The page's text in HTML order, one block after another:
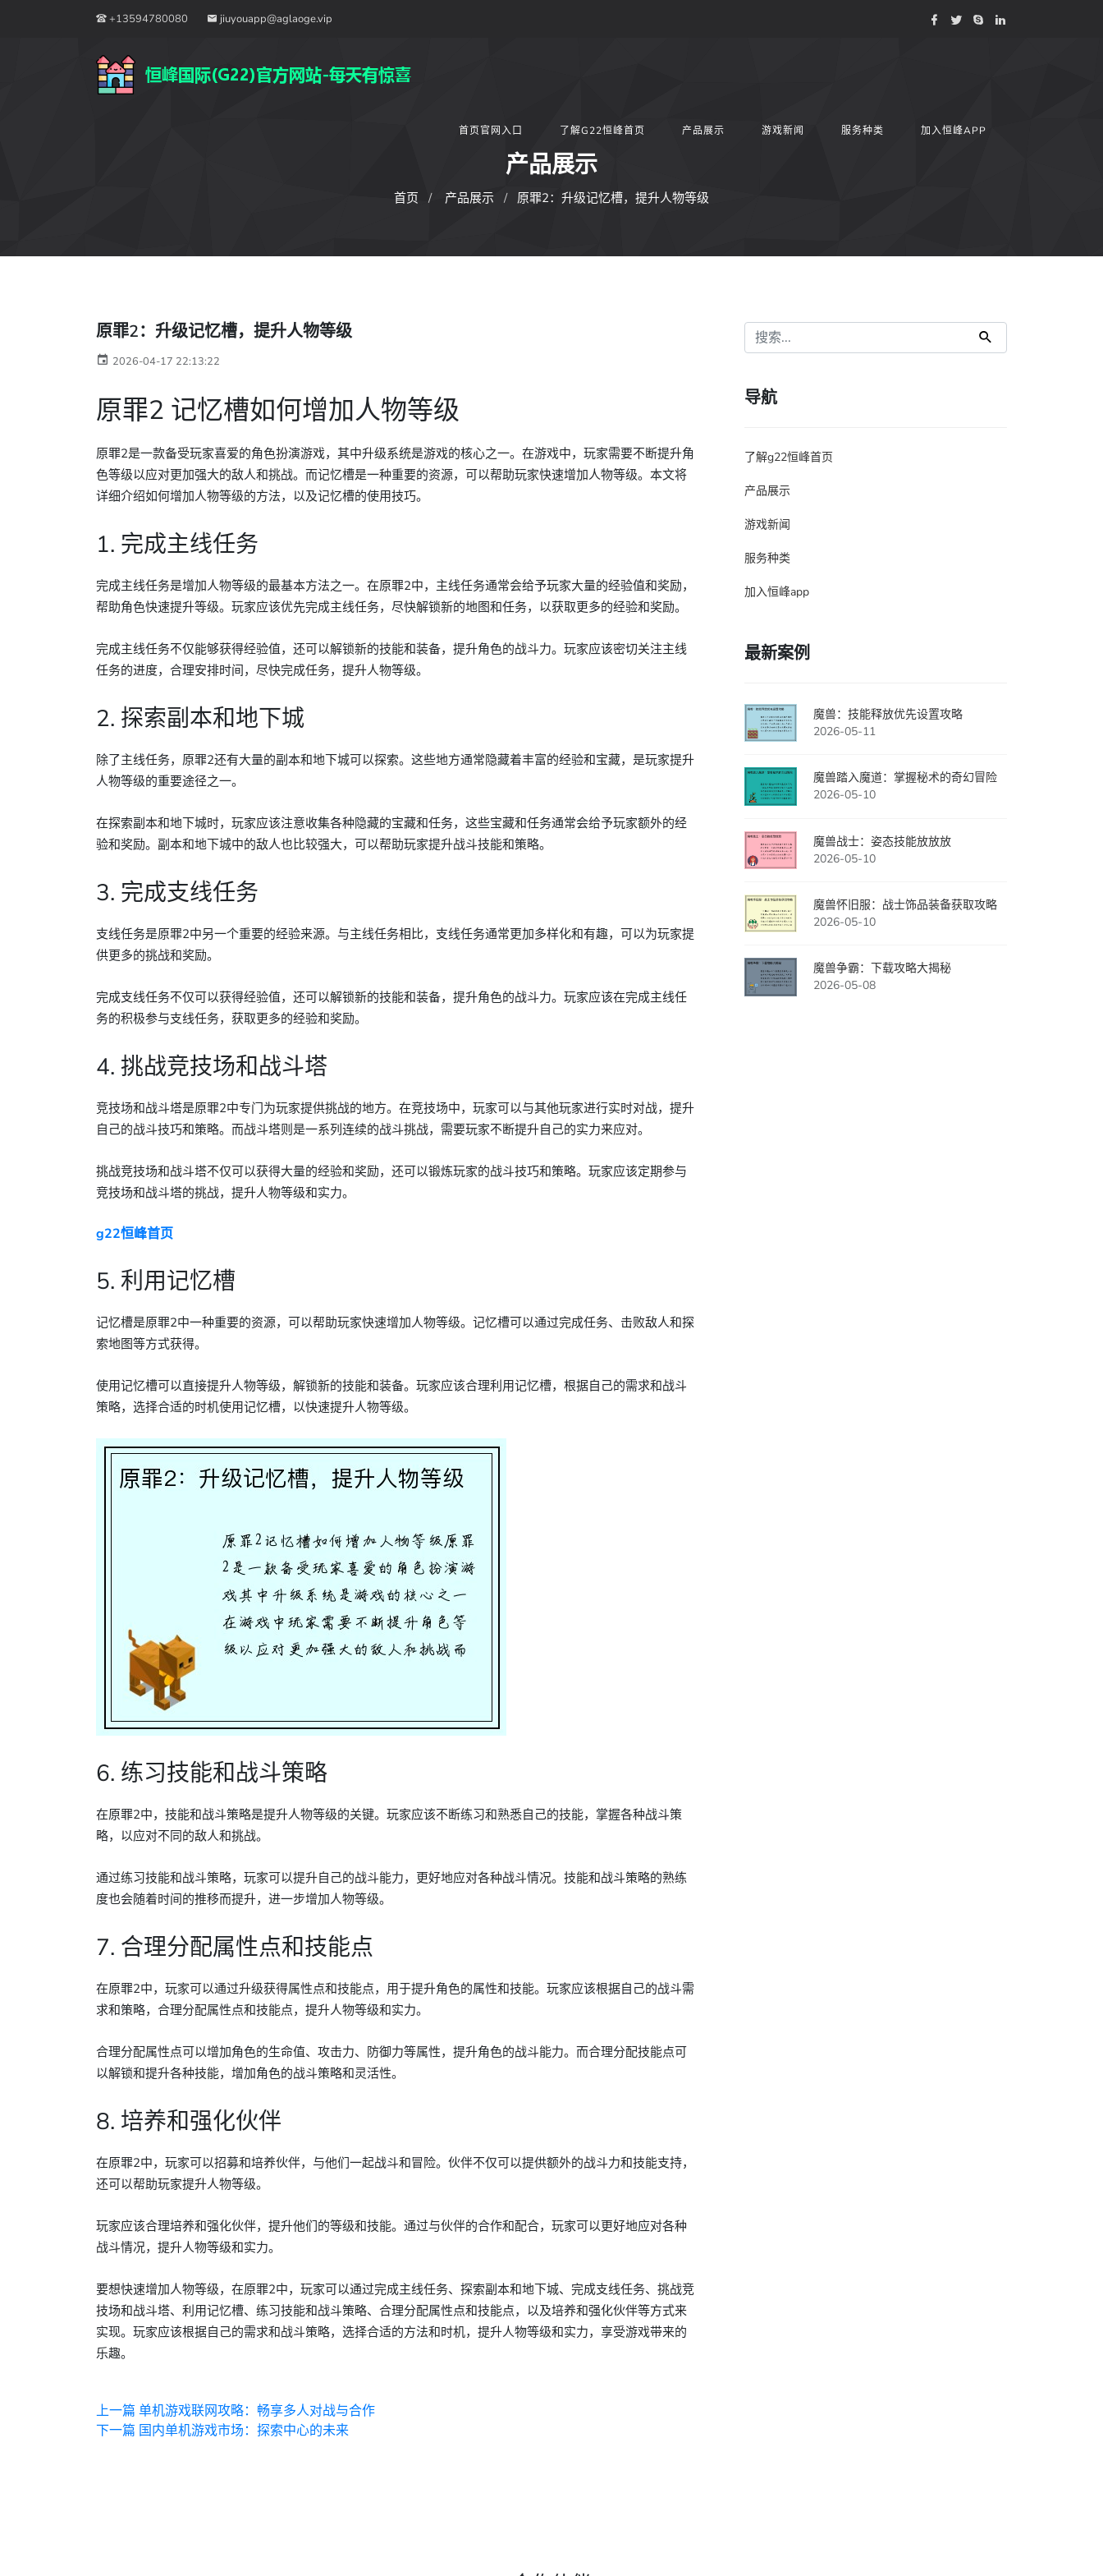
+13594780080 jiuyouapp@aglaoge.vip
首页官网入口 了解G22恒峰首页 产品展示 游戏新闻 服务种类 加入恒峰APP
产品展示
首页 产品展示 原罪2：升级记忆槽，提升人物等级
原罪2：升级记忆槽，提升人物等级
2026-04-17 22:13:22
原罪2 记忆槽如何增加人物等级
原罪2是一款备受玩家喜爱的角色扮演游戏，其中升级系统是游戏的核心之一。在游戏中，玩家需要不断提升角
色等级以应对更加强大的敌人和挑战。而记忆槽是一种重要的资源，可以帮助玩家快速增加人物等级。本文将
详细介绍如何增加人物等级的方法，以及记忆槽的使用技巧。
1. 完成主线任务
完成主线任务是增加人物等级的最基本方法之一。在原罪2中，主线任务通常会给予玩家大量的经验值和奖励，
帮助角色快速提升等级。玩家应该优先完成主线任务，尽快解锁新的地图和任务，以获取更多的经验和奖励。
完成主线任务不仅能够获得经验值，还可以解锁新的技能和装备，提升角色的战斗力。玩家应该密切关注主线
任务的进度，合理安排时间，尽快完成任务，提升人物等级。
2. 探索副本和地下城
除了主线任务，原罪2还有大量的副本和地下城可以探索。这些地方通常隐藏着丰富的经验和宝藏，是玩家提升
人物等级的重要途径之一。
在探索副本和地下城时，玩家应该注意收集各种隐藏的宝藏和任务，这些宝藏和任务通常会给予玩家额外的经
验和奖励。副本和地下城中的敌人也比较强大，可以帮助玩家提升战斗技能和策略。
3. 完成支线任务
支线任务是原罪2中另一个重要的经验来源。与主线任务相比，支线任务通常更加多样化和有趣，可以为玩家提
供更多的挑战和奖励。
完成支线任务不仅可以获得经验值，还可以解锁新的技能和装备，提升角色的战斗力。玩家应该在完成主线任
务的积极参与支线任务，获取更多的经验和奖励。
4. 挑战竞技场和战斗塔
竞技场和战斗塔是原罪2中专门为玩家提供挑战的地方。在竞技场中，玩家可以与其他玩家进行实时对战，提升
自己的战斗技巧和策略。而战斗塔则是一系列连续的战斗挑战，需要玩家不断提升自己的实力来应对。
挑战竞技场和战斗塔不仅可以获得大量的经验和奖励，还可以锻炼玩家的战斗技巧和策略。玩家应该定期参与
竞技场和战斗塔的挑战，提升人物等级和实力。
g22恒峰首页
5. 利用记忆槽
记忆槽是原罪2中一种重要的资源，可以帮助玩家快速增加人物等级。记忆槽可以通过完成任务、击败敌人和探
索地图等方式获得。
使用记忆槽可以直接提升人物等级，解锁新的技能和装备。玩家应该合理利用记忆槽，根据自己的需求和战斗
策略，选择合适的时机使用记忆槽，以快速提升人物等级。
6. 练习技能和战斗策略
在原罪2中，技能和战斗策略是提升人物等级的关键。玩家应该不断练习和熟悉自己的技能，掌握各种战斗策
略，以应对不同的敌人和挑战。
通过练习技能和战斗策略，玩家可以提升自己的战斗能力，更好地应对各种战斗情况。技能和战斗策略的熟练
度也会随着时间的推移而提升，进一步增加人物等级。
7. 合理分配属性点和技能点
在原罪2中，玩家可以通过升级获得属性点和技能点，用于提升角色的属性和技能。玩家应该根据自己的战斗需
求和策略，合理分配属性点和技能点，提升人物等级和实力。
合理分配属性点可以增加角色的生命值、攻击力、防御力等属性，提升角色的战斗能力。而合理分配技能点可
以解锁和提升各种技能，增加角色的战斗策略和灵活性。
8. 培养和强化伙伴
在原罪2中，玩家可以招募和培养伙伴，与他们一起战斗和冒险。伙伴不仅可以提供额外的战斗力和技能支持，
还可以帮助玩家提升人物等级。
玩家应该合理培养和强化伙伴，提升他们的等级和技能。通过与伙伴的合作和配合，玩家可以更好地应对各种
战斗情况，提升人物等级和实力。
要想快速增加人物等级，在原罪2中，玩家可以通过完成主线任务、探索副本和地下城、完成支线任务、挑战竞
技场和战斗塔、利用记忆槽、练习技能和战斗策略、合理分配属性点和技能点，以及培养和强化伙伴等方式来
实现。玩家应该根据自己的需求和战斗策略，选择合适的方法和时机，提升人物等级和实力，享受游戏带来的
乐趣。
上一篇 单机游戏联网攻略：畅享多人对战与合作
下一篇 国内单机游戏市场：探索中心的未来
导航
了解g22恒峰首页
产品展示
游戏新闻
服务种类
加入恒峰app
最新案例
魔兽：技能释放优先设置攻略
2026-05-11
魔兽踏入魔道：掌握秘术的奇幻冒险
2026-05-10
魔兽战士：姿态技能放放放
2026-05-10
魔兽怀旧服：战士饰品装备获取攻略
2026-05-10
魔兽争霸：下载攻略大揭秘
2026-05-08